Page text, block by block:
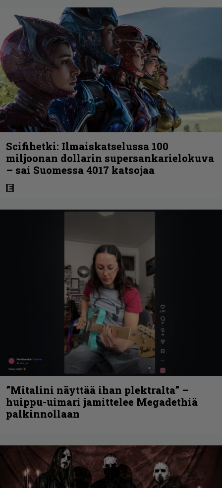
Scifihetki: Ilmaiskatselussa 100
miljoonan dollarin supersankarielokuva
– sai Suomessa 4017 katsojaa
”Mitalini näyttää ihan plektralta” –
huippu-uimari jamittelee Megadethiä
palkinnollaan